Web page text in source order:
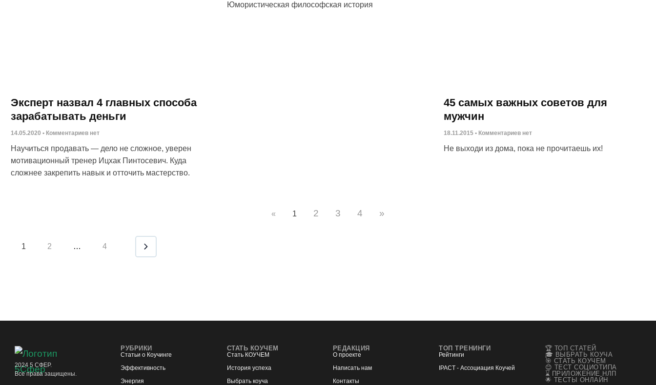
Эксперт назвал 4 главных способа
зарабатывать деньги
14.05.2020 Комментариев нет
Научиться продавать — дело не сложное, уверен
мотивационный тренер Ицхак Пинтосевич. Куда
сложнее закрепить навык и отточить мастерство.
Юмористическая философская история
45 самых важных советов для
мужчин
18.11.2015 Комментариев нет
Не выходи из дома, пока не прочитаешь их!
« 1 2 3 4 »
1 2 … 4
2024 5 СФЕР.
Все права защищены.
РУБРИКИ
Статьи о Коучинге
Эффективность
Энергия
СТАТЬ КОУЧЕМ
Стать КОУЧЕМ
История успеха
Выбрать коуча
РЕДАКЦИЯ
О проекте
Написать нам
Контакты
ТОП ТРЕНИНГИ
Рейтинги
IPACT - Ассоциация Коучей
🏆 ТОП СТАТЕЙ
🎓 ВЫБРАТЬ КОУЧА
🎯 СТАТЬ КОУЧЕМ
😊 ТЕСТ СОЦИОТИПА
⌛ ПРИЛОЖЕНИЕ НЛП
🌟 ТЕСТЫ ОНЛАЙН